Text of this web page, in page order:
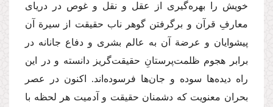
خویش را بهره‌گیری از عقل و نقل و غوص در دریای
معارفِ قرآن و برگرفتن گوهر ناب حقیقت از سیرة آن
پیشوایان و عرضة آن به عالم بشری و دفاع جانانه در
برابر هجوم ظلمت‌پرستانِ حقیقت‌گریز دانسته و در این
راه دیده‌ها سوده و جان‌ها فرسوده‌اند. اكنون در عصر
بحران معنویت كه دشمنان حقیقت و آدمیت هر لحظه با